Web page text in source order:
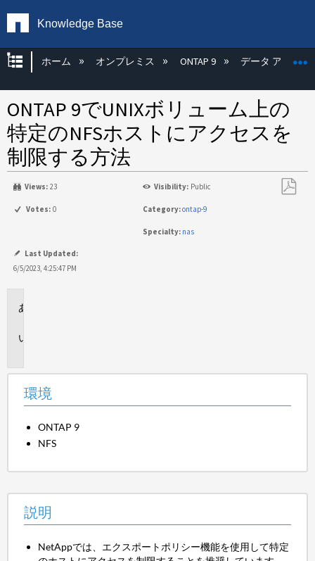
Knowledge Base
グローバル階層を展開/折りたたむ
ホーム オンプレミス ONTAP 9 データ アクセス
ONTAP 9でUNIXボリューム上の
特定のNFSホストにアクセスを
制限する方法
Views: 23 Visibility: Public
Votes: 0 Category:ontap-9
Specialty: nas
Last Updated:
6/5/2023, 4:25:47 PM
環境
ONTAP 9
NFS
説明
NetAppでは、エクスポートポリシー機能を使用して特定